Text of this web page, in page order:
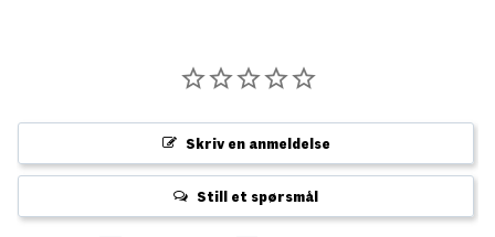
Skriv en anmeldelse
Still et spørsmål